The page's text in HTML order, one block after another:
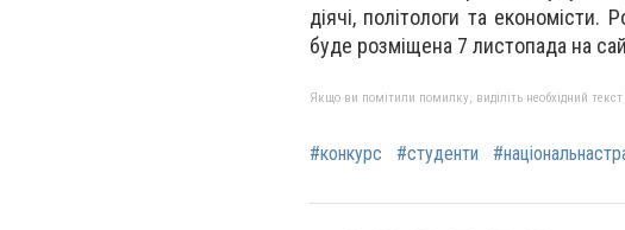
діячі, політологи та
буде розміщена 7 листопада на
Якщо ви помітили помилку, виділіть необхідний
#конкурс #студенти